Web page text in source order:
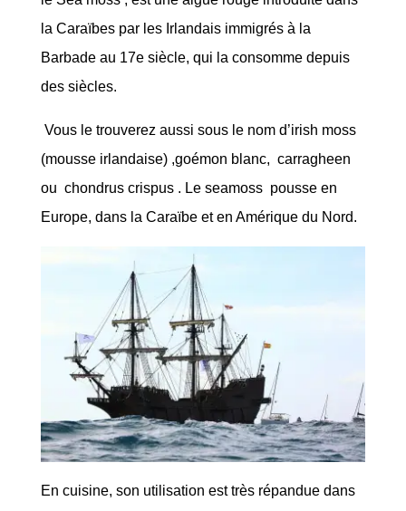
la Caraïbes par les Irlandais immigrés à la
Barbade au 17e siècle, qui la consomme depuis
des siècles.
Vous le trouverez aussi sous le nom d’irish moss
(mousse irlandaise) ,goémon blanc, carragheen
ou chondrus crispus . Le seamoss pousse en
Europe, dans la Caraïbe et en Amérique du Nord.
En cuisine, son utilisation est très répandue dans